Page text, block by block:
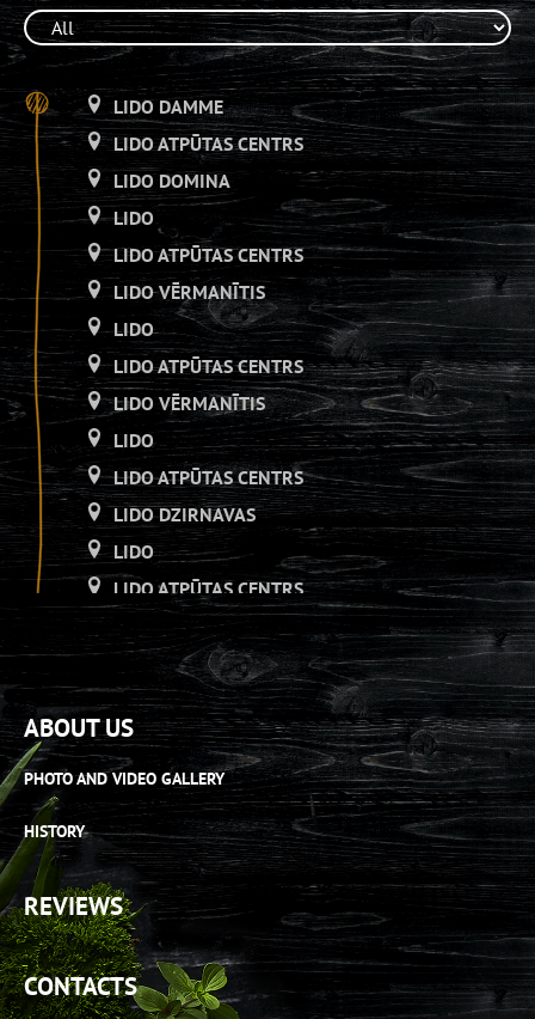
LIDO DAMME
LIDO ATPŪTAS CENTRS
LIDO DOMINA
LIDO
LIDO ATPŪTAS CENTRS
LIDO VĒRMANĪTIS
LIDO
LIDO ATPŪTAS CENTRS
LIDO VĒRMANĪTIS
LIDO
LIDO ATPŪTAS CENTRS
LIDO DZIRNAVAS
LIDO
LIDO ATPŪTAS CENTRS
LIDO DZIRNAVAS
LIDO ATPŪTAS CENTRS
LIDO DZIRNAVAS
LIDO RĪGA PLAZA
LIDO ATPŪTAS CENTRS
LIDO ORIGO
LIDO RĪGA PLAZA
LIDO ATPŪTAS CENTRS
LIDO AS[H]ais veikals
LIDO RĪGA PLAZA
ABOUT US
PHOTO AND VIDEO GALLERY
HISTORY
REVIEWS
CONTACTS